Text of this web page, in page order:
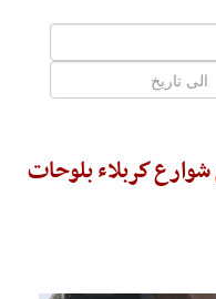
شوارع كربلاء بلوحات